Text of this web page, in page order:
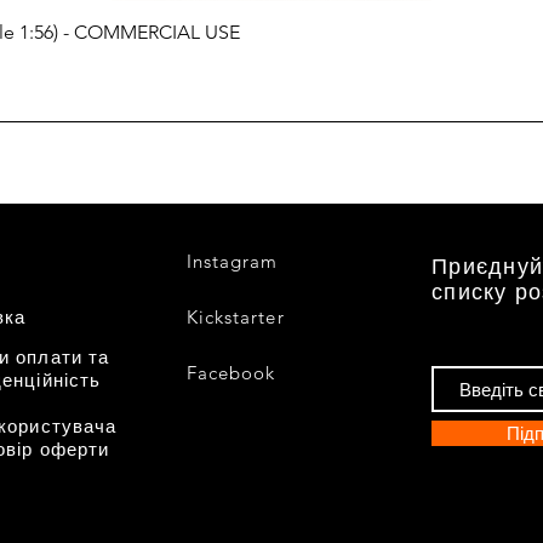
1:56) - COMMERCIAL USE
оплати та
оферти
Instagram
Kickstarter
Facebook
списку